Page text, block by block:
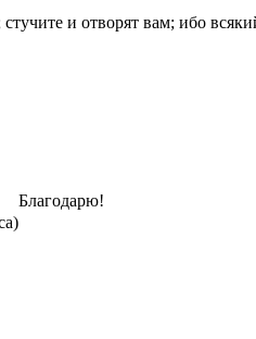
и отворят вам; ибо
Благодарю!